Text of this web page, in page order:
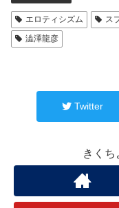
エロティシズム ス
澁澤龍彦
Twitter
きくち